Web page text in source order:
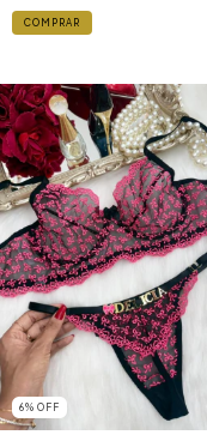
COMPRAR
6% OFF